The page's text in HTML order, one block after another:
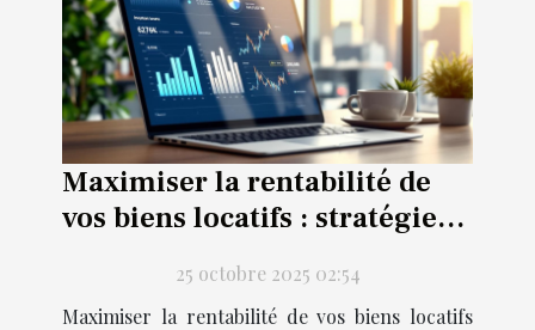
Maximiser la rentabilité de
vos biens locatifs : stratégies
25 octobre 2025 02:54
Maximiser la rentabilité de vos biens locatifs